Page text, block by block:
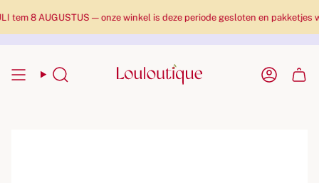
8 AUGUSTUS — onze winkel is deze periode gesloten en pakketjes
Zoekopdracht